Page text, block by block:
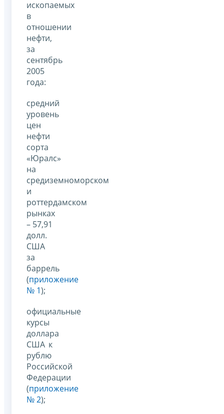
ископаемых
в
отношении
нефти,
за
сентябрь
2005
года:
средний
уровень
цен
нефти
сорта
«Юралс»
на
средиземноморском
и
роттердамском
рынках
– 57,91
долл.
США
за
баррель
(приложение
№ 1);
официальные
курсы
доллара
США к
рублю
Российской
Федерации
(приложение
№ 2);